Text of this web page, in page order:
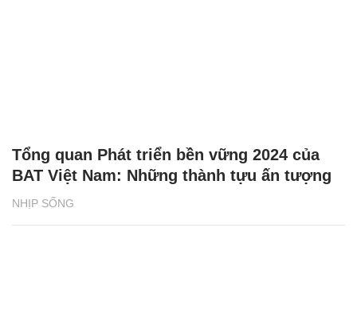
NHỊP SỐNG
Tổng quan Phát triển bền vững 2024 của
BAT Việt Nam: Những thành tựu ấn tượng